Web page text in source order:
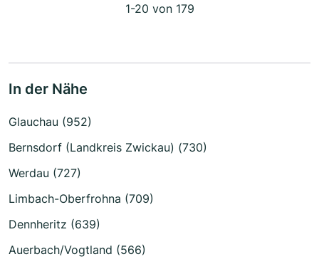
1-20 von 179
In der Nähe
Glauchau (952)
Bernsdorf (Landkreis Zwickau) (730)
Werdau (727)
Limbach-Oberfrohna (709)
Dennheritz (639)
Auerbach/Vogtland (566)